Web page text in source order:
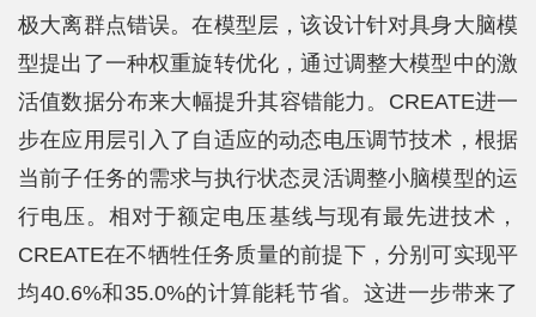
极大离群点错误。在模型层，该设计针对具身大脑模
型提出了一种权重旋转优化，通过调整大模型中的激
活值数据分布来大幅提升其容错能力。CREATE进一
步在应用层引入了自适应的动态电压调节技术，根据
当前子任务的需求与执行状态灵活调整小脑模型的运
行电压。相对于额定电压基线与现有最先进技术，
CREATE在不牺牲任务质量的前提下，分别可实现平
均40.6%和35.0%的计算能耗节省。这进一步带来了